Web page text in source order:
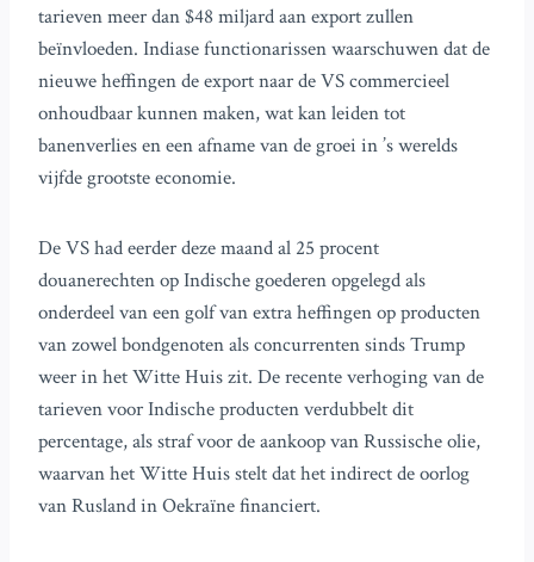
tarieven meer dan $48 miljard aan export zullen
beïnvloeden. Indiase functionarissen waarschuwen dat de
nieuwe heffingen de export naar de VS commercieel
onhoudbaar kunnen maken, wat kan leiden tot
banenverlies en een afname van de groei in ’s werelds
vijfde grootste economie.
De VS had eerder deze maand al 25 procent
douanerechten op Indische goederen opgelegd als
onderdeel van een golf van extra heffingen op producten
van zowel bondgenoten als concurrenten sinds Trump
weer in het Witte Huis zit. De recente verhoging van de
tarieven voor Indische producten verdubbelt dit
percentage, als straf voor de aankoop van Russische olie,
waarvan het Witte Huis stelt dat het indirect de oorlog
van Rusland in Oekraïne financiert.